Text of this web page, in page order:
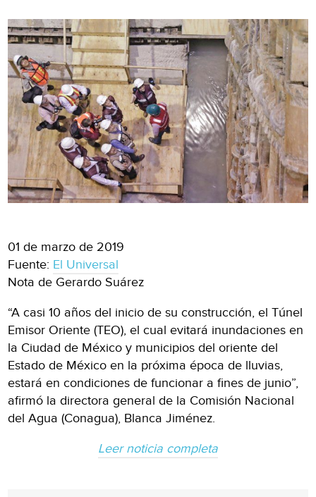
01 de marzo de 2019
Fuente: El Universal
Nota de Gerardo Suárez
“A casi 10 años del inicio de su construcción, el Túnel
Emisor Oriente (TEO), el cual evitará inundaciones en
la Ciudad de México y municipios del oriente del
Estado de México en la próxima época de lluvias,
estará en condiciones de funcionar a fines de junio”,
afirmó la directora general de la Comisión Nacional
del Agua (Conagua), Blanca Jiménez.
Leer noticia completa